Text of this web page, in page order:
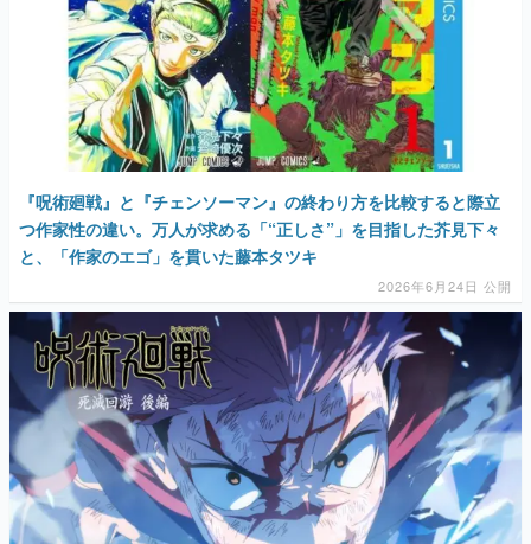
カテゴリ
特集記事
マンガ
女性向け
アプリレビュー
その他
電ファミニコゲーマーとは？
運営：株式会社マレ
『呪術廻戦』と『チェンソーマン』の終わり方を比較すると際立
つ作家性の違い。万人が求める「“正しさ”」を目指した芥見下々
と、「作家のエゴ」を貫いた藤本タツキ
2026年6月24日 公開